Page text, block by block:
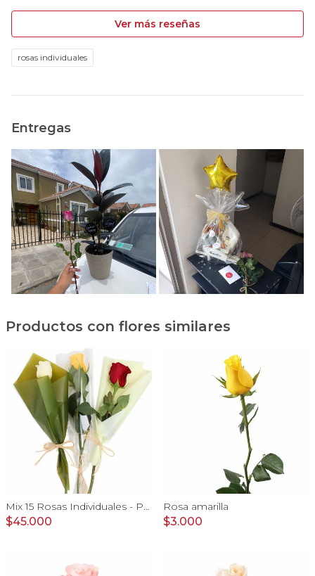
Ver más reseñas
rosas individuales
Entregas
Productos con flores similares
Mix 15 Rosas Individuales - Pack de 15 rosas individuales de colores surtidos envueltas en papel.
$45.000
Rosa amarilla
$3.000